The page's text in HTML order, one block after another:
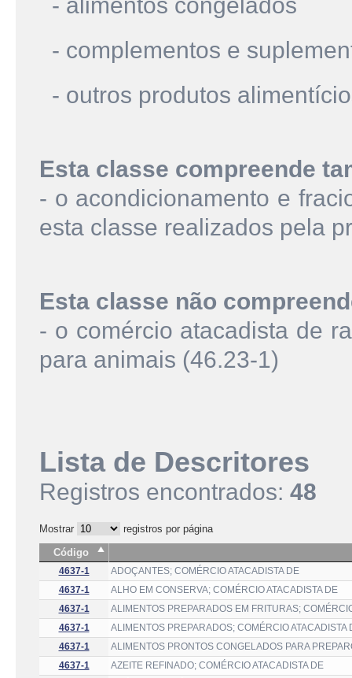
- complementos e
- outros produtos
Esta classe compreende
- o acondicionamento e
esta classe realizados pela
Esta classe não
- o comércio atacadista de
para animais (46.23-1)
Lista de Descritores
Registros encontrados: 48
Mostrar
registros por página
Código
4637-1
ADOÇANTES; COMÉRCIO ATACADISTA DE
4637-1
ALHO EM CONSERVA; COMÉRCIO ATACADISTA DE
4637-1
ALIMENTOS PREPARADOS EM FRITURAS;
4637-1
ALIMENTOS PREPARADOS; COMÉRCIO ATACADISTA
4637-1
ALIMENTOS PRONTOS CONGELADOS PARA
4637-1
AZEITE REFINADO; COMÉRCIO ATACADISTA DE